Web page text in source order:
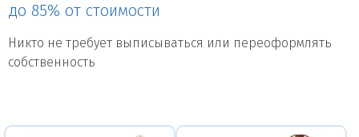
до 85% от стоимости
Никто не требует выписываться или переоформлять
собственность